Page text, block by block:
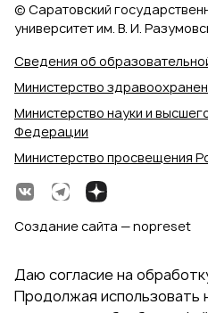
Сведения об
Министерство
Министерство науки и
Федерации
Министерство просвещения
© Саратовский
университет им. В. И.
Создание сайта — nopreset
Даю согласие на
Продолжая использовать